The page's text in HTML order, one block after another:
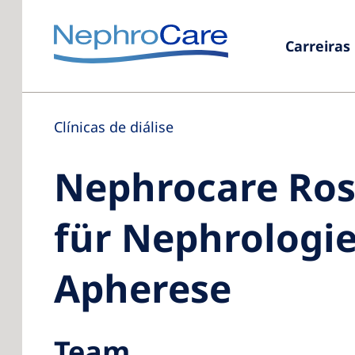
Carreiras
Clínicas de diálise
Nephrocare
für
Apherese